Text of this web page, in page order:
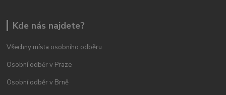
Kde nás najdete?
Všechny místa osobního odběru
Osobní odběr v Praze
Osobní odběr v Brně